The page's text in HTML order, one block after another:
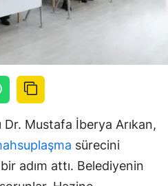
Dr. Mustafa İberya Arıkan,
sürecini
adım attı. Belediyenin